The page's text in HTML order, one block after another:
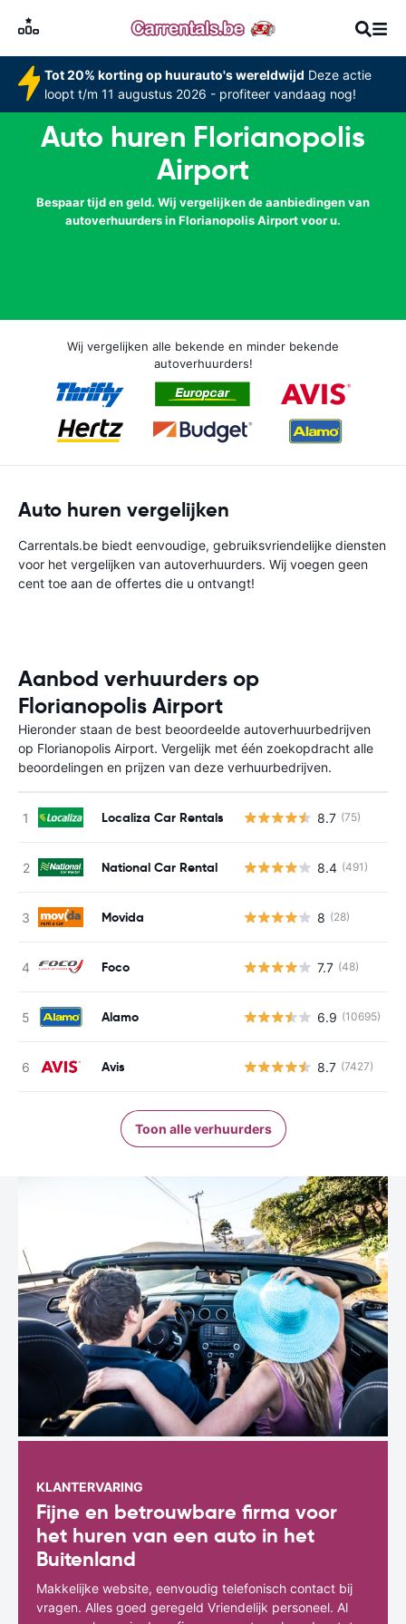
Tot 20% korting op huurauto's wereldwijd Deze actie
loopt t/m 11 augustus 2026 - profiteer vandaag nog!
Auto huren Florianopolis
Airport
Bespaar tijd en geld. Wij vergelijken de aanbiedingen van
autoverhuurders in Florianopolis Airport voor u.
Wij vergelijken alle bekende en minder bekende
autoverhuurders!
Auto huren vergelijken
Carrentals.be biedt eenvoudige, gebruiksvriendelijke diensten
voor het vergelijken van autoverhuurders. Wij voegen geen
cent toe aan de offertes die u ontvangt!
Aanbod verhuurders op
Florianopolis Airport
Hieronder staan de best beoordeelde autoverhuurbedrijven
op Florianopolis Airport. Vergelijk met één zoekopdracht alle
beoordelingen en prijzen van deze verhuurbedrijven.
Localiza Car Rentals 8.7 (75)
National Car Rental 8.4 (491)
Movida 8 (28)
Foco 7.7 (48)
Alamo 6.9 (10695)
Avis 8.7 (7427)
Toon alle verhuurders
KLANTERVARING
Fijne en betrouwbare firma voor
het huren van een auto in het
Buitenland
Makkelijke website, eenvoudig telefonisch contact bij
vragen. Alles goed geregeld Vriendelijk personeel. Al